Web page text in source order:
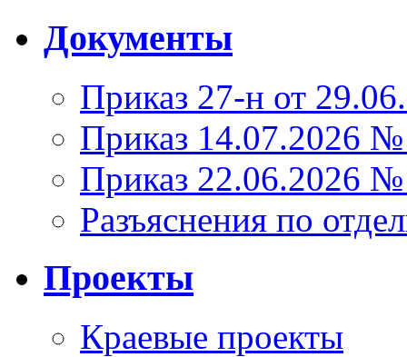
Документы
Приказ 27-н от
Приказ 14.07.2026
Приказ 22.06.2026
Разъяснения по
Проекты
Краевые проекты